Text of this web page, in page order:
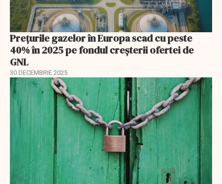
Prețurile gazelor în Europa scad cu peste
40% în 2025 pe fondul creșterii ofertei de
GNL
30 DECEMBRIE 2025